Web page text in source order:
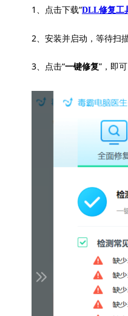
1、点击下载“DLL修复工
2、安装并启动，等待扫描
3、点击“一键修复”，即